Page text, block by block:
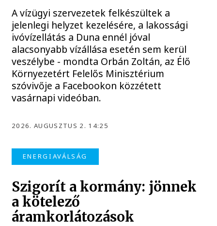
A vízügyi szervezetek felkészültek a
jelenlegi helyzet kezelésére, a lakossági
ivóvízellátás a Duna ennél jóval
alacsonyabb vízállása esetén sem kerül
veszélybe - mondta Orbán Zoltán, az Élő
Környezetért Felelős Minisztérium
szóvivője a Facebookon közzétett
vasárnapi videóban.
2026. AUGUSZTUS 2. 14:25
ENERGIAVÁLSÁG
Szigorít a kormány: jönnek
a kötelező
áramkorlátozások